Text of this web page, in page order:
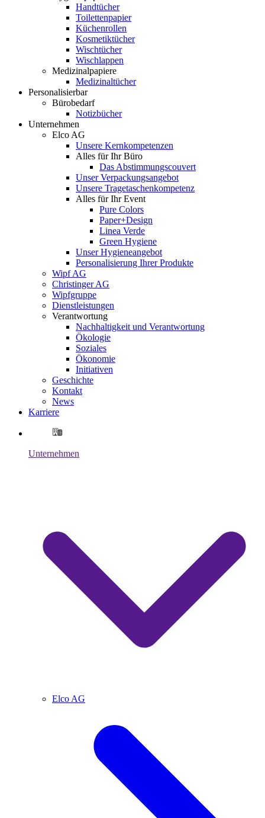
Handtücher
Toilettenpapier
Küchenrollen
Kosmetiktücher
Wischtücher
Wischlappen
Medizinalpapiere
Medizinaltücher
Personalisierbar
Bürobedarf
Notizbücher
Unternehmen
Elco AG
Unsere Kernkompetenzen
Alles für Ihr Büro
Das Abstimmungscouvert
Unser Verpackungsangebot
Unsere Tragetaschenkompetenz
Alles für Ihr Event
Pure Colors
Paper+Design
Linea Verde
Green Hygiene
Unser Hygieneangebot
Personalisierung Ihrer Produkte
Wipf AG
Christinger AG
Wipfgruppe
Dienstleistungen
Verantwortung
Nachhaltigkeit und Verantwortung
Ökologie
Soziales
Ökonomie
Initiativen
Geschichte
Kontakt
News
Karriere
Unternehmen
Elco AG